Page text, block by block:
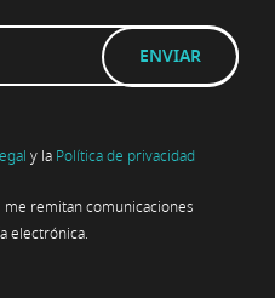
y la Política de privacidad
remitan comunicaciones
electrónica.